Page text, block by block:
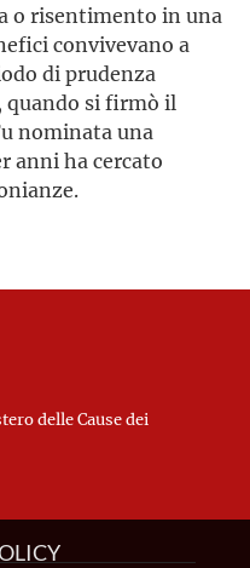
o risentimento in una
convivevano a
di prudenza
quando si firmò il
nominata una
anni ha cercato
delle Cause dei